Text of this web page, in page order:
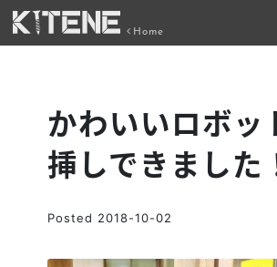
Home
かわいいロボッ
挿しできました
Posted 2018-10-02